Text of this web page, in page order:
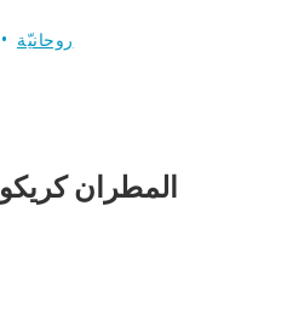
روحانيّة
المطران